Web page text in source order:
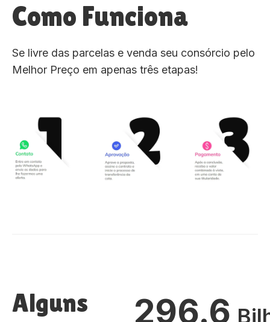
Como Funciona
Se livre das parcelas e venda seu consórcio pelo
Melhor Preço em apenas três etapas!
Alguns
296.6